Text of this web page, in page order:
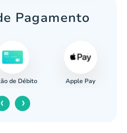
Pagamento
de Débito Apple Pay
‹ ›